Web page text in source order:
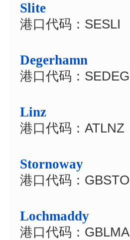
Slite
港口代码：SESLI
Degerhamn
港口代码：SEDEG
Linz
港口代码：ATLNZ
Stornoway
港口代码：GBSTO
Lochmaddy
港口代码：GBLMA